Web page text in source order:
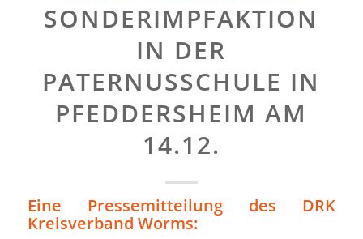
SONDERIMPFAKTION
IN DER
PATERNUSSCHULE IN
PFEDDERSHEIM AM
14.12.
Eine Pressemitteilung des DRK
Kreisverband Worms: